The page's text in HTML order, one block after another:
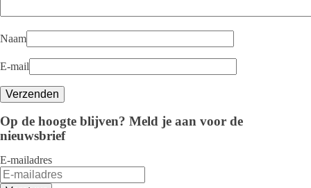
Naam
E-mail
Op de hoogte blijven? Meld je aan voor de
nieuwsbrief
E-mailadres